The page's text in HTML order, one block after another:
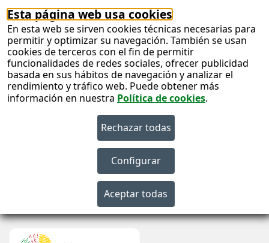
Esta página web usa cookies
En esta web se sirven cookies técnicas necesarias para
permitir y optimizar su navegación. También se usan
cookies de terceros con el fin de permitir
funcionalidades de redes sociales, ofrecer publicidad
basada en sus hábitos de navegación y analizar el
rendimiento y tráfico web. Puede obtener más
información en nuestra Política de cookies.